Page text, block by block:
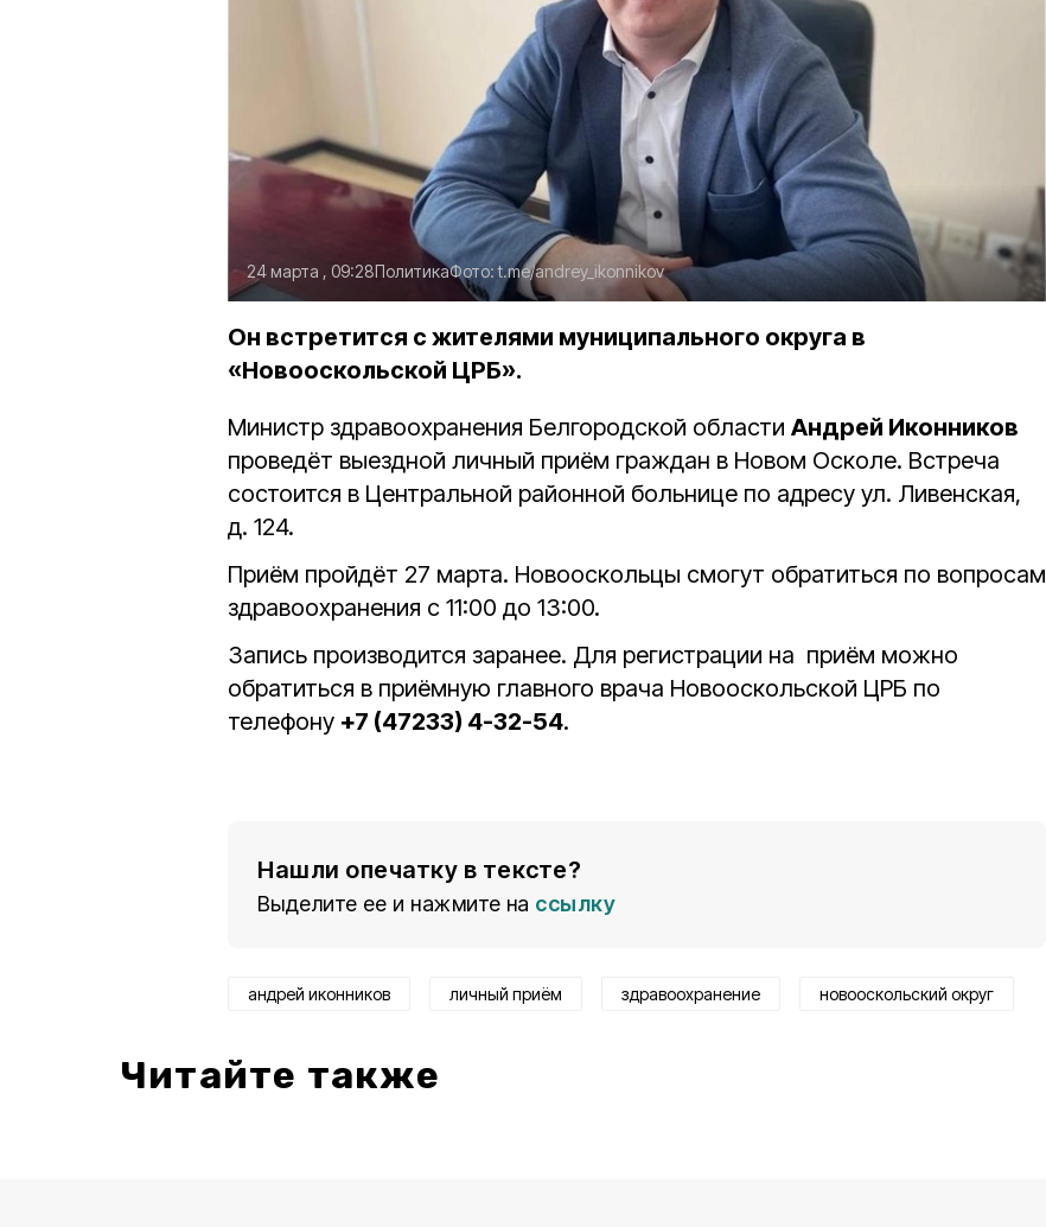
24 марта , 09:28ПолитикаФото:t.me/andrey_ikonnikov
Он встретится с жителями муниципального округа в
«Новооскольской ЦРБ».
Министр здравоохранения Белгородской области Андрей Иконников
проведёт выездной личный приём граждан в Новом Осколе. Встреча
состоится в Центральной районной больнице по адресу ул. Ливенская,
д. 124.
Приём пройдёт 27 марта. Новооскольцы смогут обратиться по вопросам
здравоохранения с 11:00 до 13:00.
Запись производится заранее. Для регистрации на приём можно
обратиться в приёмную главного врача Новооскольской ЦРБ по
телефону +7 (47233) 4-32-54.
Нашли опечатку в тексте?
Выделите ее и нажмите на ссылку
андрей иконников личный приём здравоохранение новооскольский округ
Читайте также